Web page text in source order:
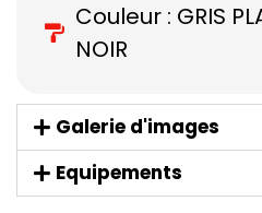
Couleur : GRIS
NOIR
Galerie d'images
Equipements